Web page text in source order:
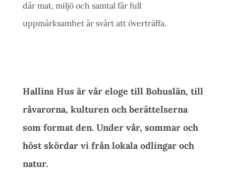
där mat, miljö och samtal får full
uppmärksamhet är svårt att överträffa.
Hallins Hus är vår eloge till Bohuslän, till
råvarorna, kulturen och berättelserna
som format den. Under vår, sommar och
höst skördar vi från lokala odlingar och
natur.